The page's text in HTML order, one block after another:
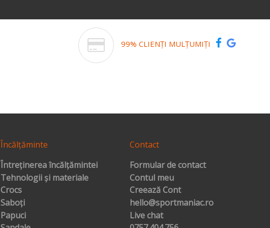
99% CLIENȚI MULȚUMIȚI
Încălțăminte
Întreținerea încălțămintei
Tehnologii și materiale
Crocs
Saboți
Papuci
Contact
Formular de contact
Contul meu
Creează Cont
hello@sportmaniac.ro
Live chat